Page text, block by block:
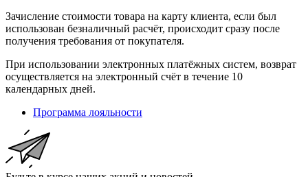
Зачисление стоимости товара на карту клиента, если был
использован безналичный расчёт, происходит сразу после
получения требования от покупателя.
При использовании электронных платёжных систем, возврат
осуществляется на электронный счёт в течение 10
календарных дней.
Программа лояльности